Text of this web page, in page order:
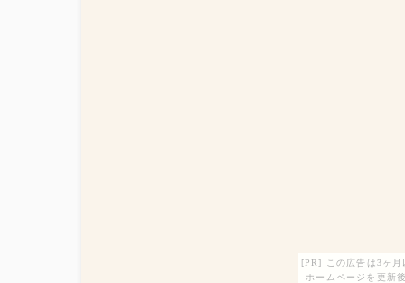
[PR] この広告は3ヶ
ホームページを更新